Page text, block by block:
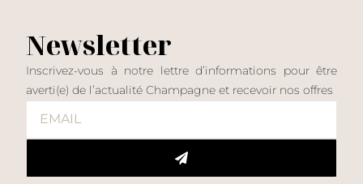
Newsletter
Inscrivez-vous à notre lettre d’informations pour être
averti(e) de l’actualité Champagne et recevoir nos offres